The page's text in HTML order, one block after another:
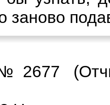
заново